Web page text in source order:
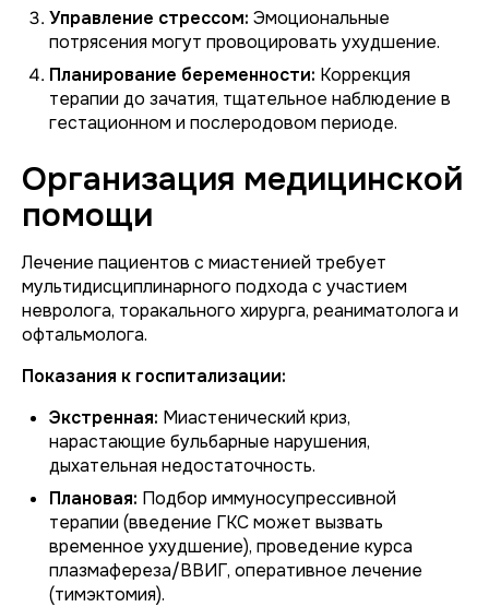
Управление стрессом: Эмоциональные
потрясения могут провоцировать ухудшение.
Планирование беременности: Коррекция
терапии до зачатия, тщательное наблюдение в
гестационном и послеродовом периоде.
Организация медицинской
помощи
Лечение пациентов с миастенией требует
мультидисциплинарного подхода с участием
невролога, торакального хирурга, реаниматолога и
офтальмолога.
Показания к госпитализации:
Экстренная: Миастенический криз,
нарастающие бульбарные нарушения,
дыхательная недостаточность.
Плановая: Подбор иммуносупрессивной
терапии (введение ГКС может вызвать
временное ухудшение), проведение курса
плазмафереза/ВВИГ, оперативное лечение
(тимэктомия).